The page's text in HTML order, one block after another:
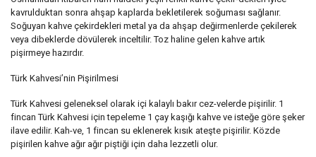
kavrulduktan sonra ahşap kaplarda bekletilerek soğuması sağlanır.
Soğuyan kahve çekirdekleri metal ya da ahşap değirmenlerde çekilerek
veya dibeklerde dövülerek inceltilir. Toz haline gelen kahve artık
pişirmeye hazırdır.
Türk Kahvesi’nin Pişirilmesi
Türk Kahvesi geleneksel olarak içi kalaylı bakır cez-velerde pişirilir. 1
fincan Türk Kahvesi için tepeleme 1 çay kaşığı kahve ve isteğe göre şeker
ilave edilir. Kah-ve, 1 fincan su eklenerek kısık ateşte pişirilir. Közde
pişirilen kahve ağır ağır piştiği için daha lezzetli olur.